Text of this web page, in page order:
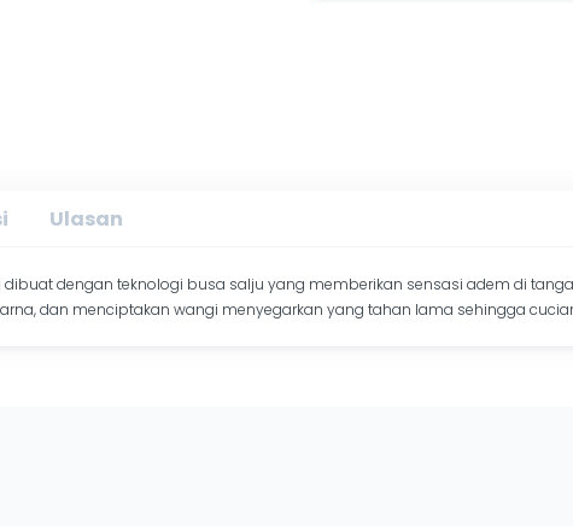
Ulasan
dibuat dengan teknologi busa salju yang memberikan sensasi adem di
dan menciptakan wangi menyegarkan yang tahan lama sehingga